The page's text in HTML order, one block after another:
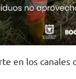
en los canales